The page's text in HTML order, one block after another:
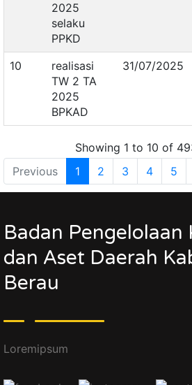
2025
selaku
PPKD
10
realisasi
TW 2 TA
2025
BPKAD
31/07/2025
Showing 1 to 10 of
Previous
1 2 3 4 5
Badan Pengelolaan
dan Aset Daerah
Berau
Loremipsum